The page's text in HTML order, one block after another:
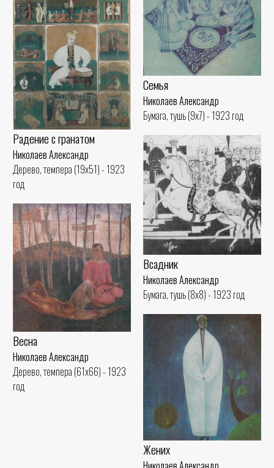
Семья
Николаев Александр
Бумага, тушь (9x7) - 1923 год
Радение с гранатом
Николаев Александр
Дерево, темпера (19x51) - 1923
год
Всадник
Николаев Александр
Бумага, тушь (8x8) - 1923 год
Весна
Николаев Александр
Дерево, темпера (61x66) - 1923
год
Жених